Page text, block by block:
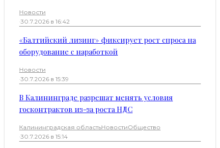
Новости
·30.7.2026 в 16:42
«Балтийский лизинг» фиксирует рост спроса на
оборудование с наработкой
Новости
·30.7.2026 в 15:39
В Калининграде разрешат менять условия
госконтрактов из-за роста НДС
Калининградская областьНовостиОбщество
·30.7.2026 в 15:14